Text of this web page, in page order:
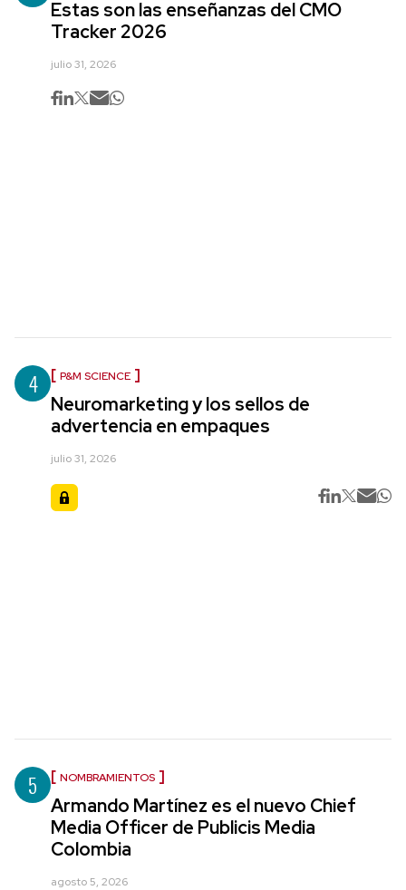
Estas son las enseñanzas del CMO
Tracker 2026
julio 31, 2026
4 P&M SCIENCE
Neuromarketing y los sellos de
advertencia en empaques
julio 31, 2026
5 NOMBRAMIENTOS
Armando Martínez es el nuevo Chief
Media Officer de Publicis Media
Colombia
agosto 5, 2026